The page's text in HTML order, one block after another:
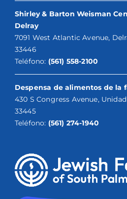
Shirley & Barton Weisman
Delray
7091 West Atlantic Avenue,
33446
Teléfono: (561) 558-2100
Despensa de alimentos de la
430 S Congress Avenue,
33445
Teléfono: (561) 274-1940